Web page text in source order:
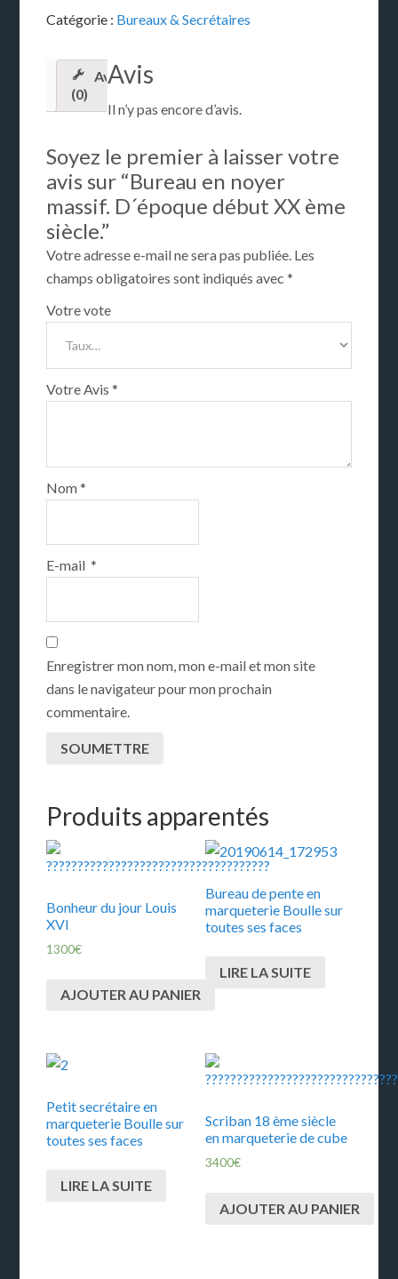
Catégorie : Bureaux & Secrétaires
Avis
(0)
Avis
Il n’y pas encore d’avis.
Soyez le premier à laisser votre
avis sur “Bureau en noyer
massif. D´époque début XX ème
siècle.”
Votre adresse e-mail ne sera pas publiée. Les
champs obligatoires sont indiqués avec*
Votre vote
Votre Avis*
Nom*
E-mail*
Enregistrer mon nom, mon e-mail et mon site
dans le navigateur pour mon prochain
commentaire.
Produits apparentés
Bonheur du jour Louis
XVI
1300€
AJOUTER AU PANIER
Bureau de pente en
marqueterie Boulle sur
toutes ses faces
LIRE LA SUITE
Petit secrétaire en
marqueterie Boulle sur
toutes ses faces
LIRE LA SUITE
Scriban 18 ème siècle
en marqueterie de cube
3400€
AJOUTER AU PANIER